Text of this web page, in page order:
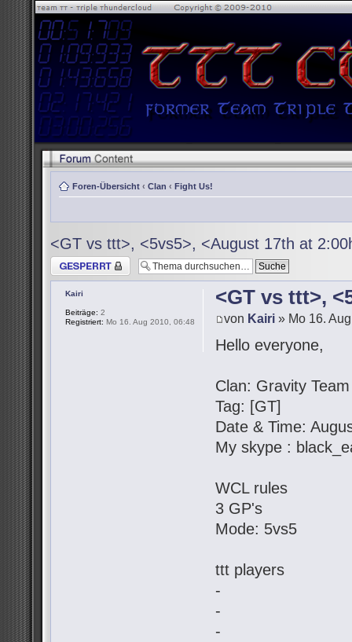
Foren-Übersicht ‹ Clan ‹ Fight Us!
<GT vs ttt>, <5vs5>, <August 17th at
Thema gesperrt
<GT vs ttt>,
von Kairi » Mo 16.
Hello everyone,
Clan: Gravity Team
Tag: [GT]
Date & Time:
My skype :
WCL rules
3 GP's
Mode: 5vs5
ttt players
-
-
-
Kairi
Beiträge: 2
Registriert: Mo 16. Aug 2010, 06:48